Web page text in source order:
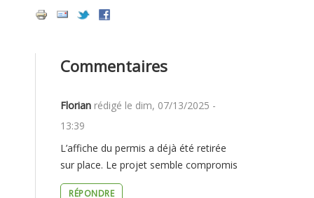
Commentaires
Florian rédigé le dim, 07/13/2025 -
13:39
L’AFFICHE
DU
L’affiche du permis a déjà été retirée
sur place. Le projet semble compromis
RÉPONDRE